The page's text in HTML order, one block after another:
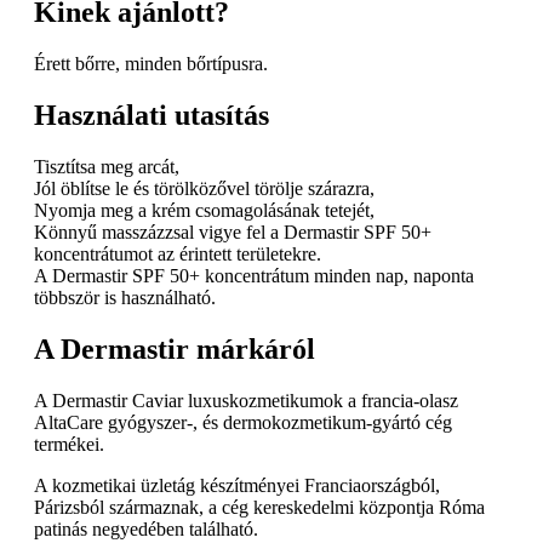
Kinek ajánlott?
Érett bőrre, minden bőrtípusra.
Használati utasítás
Tisztítsa meg arcát,
Jól öblítse le és törölközővel törölje szárazra,
Nyomja meg a krém csomagolásának tetejét,
Könnyű masszázzsal vigye fel a Dermastir SPF 50+
koncentrátumot az érintett területekre.
A Dermastir SPF 50+ koncentrátum minden nap, naponta
többször is használható.
A Dermastir márkáról
A Dermastir Caviar luxuskozmetikumok a francia-olasz
AltaCare gyógyszer-, és dermokozmetikum-gyártó cég
termékei.
A kozmetikai üzletág készítményei Franciaországból,
Párizsból származnak, a cég kereskedelmi központja Róma
patinás negyedében található.